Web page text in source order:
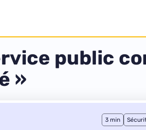
public
»
3 min